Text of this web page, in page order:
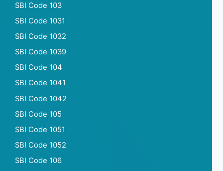
SBI Code 103
SBI Code 1031
SBI Code 1032
SBI Code 1039
SBI Code 104
SBI Code 1041
SBI Code 1042
SBI Code 105
SBI Code 1051
SBI Code 1052
SBI Code 106